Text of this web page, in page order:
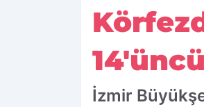
İzmir